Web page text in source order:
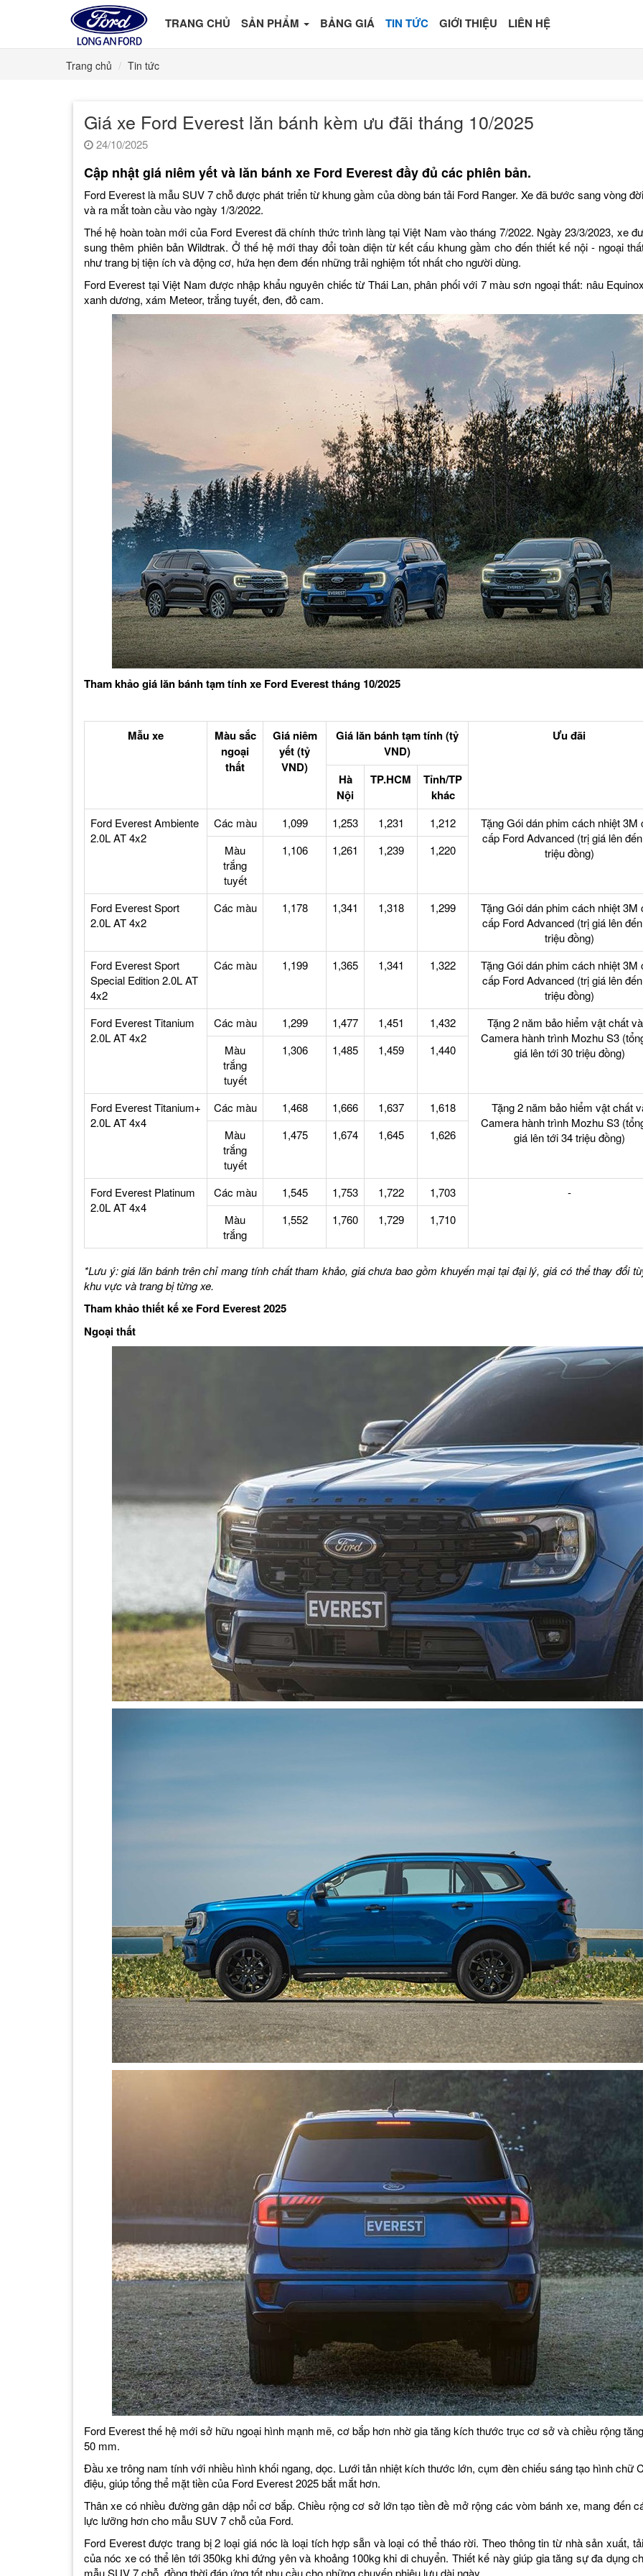
TRANG CHỦ SẢN PHẨM BẢNG GIÁ TIN TỨC GIỚI THIỆU LIÊN HỆ
Trang chủ Tin tức
Giá xe Ford Everest lăn bánh kèm ưu đãi tháng 10/2025
24/10/2025
Cập nhật giá niêm yết và lăn bánh xe Ford Everest đầy đủ các phiên bản.
Ford Everest là mẫu SUV 7 chỗ được phát triển từ khung gầm của dòng bán tải Ford Ranger. Xe đã bước sang vòng
và ra mắt toàn cầu vào ngày 1/3/2022.
Thế hệ hoàn toàn mới của Ford Everest đã chính thức trình làng tại Việt Nam vào tháng 7/2022. Ngày 23/3/2023, xe
sung thêm phiên bản Wildtrak. Ở thế hệ mới thay đổi toàn diện từ kết cấu khung gầm cho đến thiết kế nội - ngoại
như trang bị tiện ích và động cơ, hứa hẹn đem đến những trải nghiệm tốt nhất cho người dùng.
Ford Everest tại Việt Nam được nhập khẩu nguyên chiếc từ Thái Lan, phân phối với 7 màu sơn ngoại thất: nâu
xanh dương, xám Meteor, trắng tuyết, đen, đỏ cam.
Tham khảo giá lăn bánh tạm tính xe Ford Everest tháng 10/2025
Mẫu xe
Màu sắc
ngoại
thất
Giá niêm
yết (tỷ
VND)
Giá lăn bánh tạm tính (tỷ
VND)
Ưu đãi
Hà
Nội
TP.HCM
Tỉnh/TP
khác
Ford Everest Ambiente
2.0L AT 4x2
Các màu 1,099 1,253 1,231 1,212
Tặng Gói dán phim cách nhiệt 3M
cấp Ford Advanced (trị giá lên
triệu đồng)
Màu
trắng
tuyết
1,106 1,261 1,239 1,220
Ford Everest Sport
2.0L AT 4x2
Các màu 1,178 1,341 1,318 1,299
Tặng Gói dán phim cách nhiệt 3M
cấp Ford Advanced (trị giá lên
triệu đồng)
Ford Everest Sport
Special Edition 2.0L AT
4x2
Các màu 1,199 1,365 1,341 1,322
Tặng Gói dán phim cách nhiệt 3M
cấp Ford Advanced (trị giá lên
triệu đồng)
Ford Everest Titanium
2.0L AT 4x2
Các màu 1,299 1,477 1,451 1,432
Tặng 2 năm bảo hiểm vật chất
Camera hành trình Mozhu S3
giá lên tới 30 triệu đồng)
Màu
trắng
tuyết
1,306 1,485 1,459 1,440
Ford Everest Titanium+
2.0L AT 4x4
Các màu 1,468 1,666 1,637 1,618
Tặng 2 năm bảo hiểm vật chất
Camera hành trình Mozhu S3
giá lên tới 34 triệu đồng)
Màu
trắng
tuyết
1,475 1,674 1,645 1,626
Ford Everest Platinum
2.0L AT 4x4
Các màu 1,545 1,753 1,722 1,703
-
Màu
trắng
1,552 1,760 1,729 1,710
*Lưu ý: giá lăn bánh trên chỉ mang tính chất tham khảo, giá chưa bao gồm khuyến mại tại đại lý, giá có thể thay đổi
khu vực và trang bị từng xe.
Tham khảo thiết kế xe Ford Everest 2025
Ngoại thất
Ford Everest thế hệ mới sở hữu ngoại hình mạnh mẽ, cơ bắp hơn nhờ gia tăng kích thước trục cơ sở và chiều rộng
50 mm.
Đầu xe trông nam tính với nhiều hình khối ngang, dọc. Lưới tản nhiệt kích thước lớn, cụm đèn chiếu sáng tạo hình chữ
điệu, giúp tổng thể mặt tiền của Ford Everest 2025 bắt mắt hơn.
Thân xe có nhiều đường gân dập nổi cơ bắp. Chiều rộng cơ sở lớn tạo tiền đề mở rộng các vòm bánh xe, mang đến
lực lưỡng hơn cho mẫu SUV 7 chỗ của Ford.
Ford Everest được trang bị 2 loại giá nóc là loại tích hợp sẵn và loại có thể tháo rời. Theo thông tin từ nhà sản xuất,
của nóc xe có thể lên tới 350kg khi đứng yên và khoảng 100kg khi di chuyển. Thiết kế này giúp gia tăng sự đa dụng
mẫu SUV 7 chỗ, đồng thời đáp ứng tốt nhu cầu cho những chuyến phiêu lưu dài ngày.